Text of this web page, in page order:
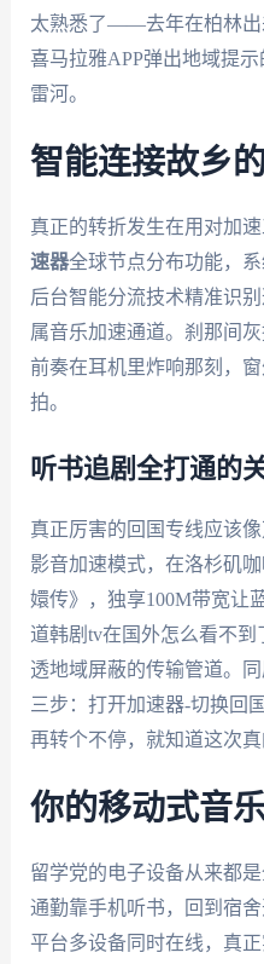
太熟悉了——去年在柏林出
喜马拉雅APP弹出地域提
雷河。
智能连接故乡
真正的转折发生在用对加
速器全球节点分布功能，
后台智能分流技术精准识
属音乐加速通道。刹那间
前奏在耳机里炸响那刻，
拍。
听书追剧全打通的
真正厉害的回国专线应该
影音加速模式，在洛杉矶
嬛传》，独享100M带宽让
道韩剧tv在国外怎么看不
透地域屏蔽的传输管道。
三步：打开加速器-切换回
再转个不停，就知道这次真
你的移动式音
留学党的电子设备从来都是
通勤靠手机听书，回到宿
平台多设备同时在线，真